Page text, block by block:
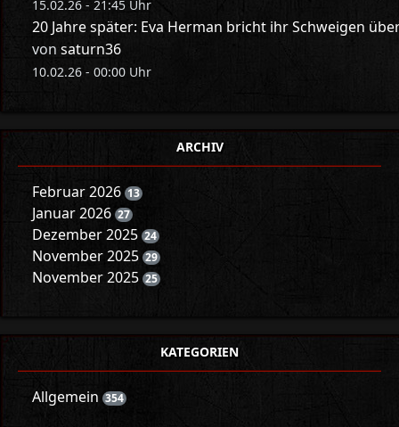
15.02.26 - 21:45 Uhr
20 Jahre später: Eva Herman bricht ihr Schweigen
von saturn36
10.02.26 - 00:00 Uhr
ARCHIV
Februar 2026 13
Januar 2026 27
Dezember 2025 24
November 2025 29
November 2025 25
KATEGORIEN
Allgemein 354